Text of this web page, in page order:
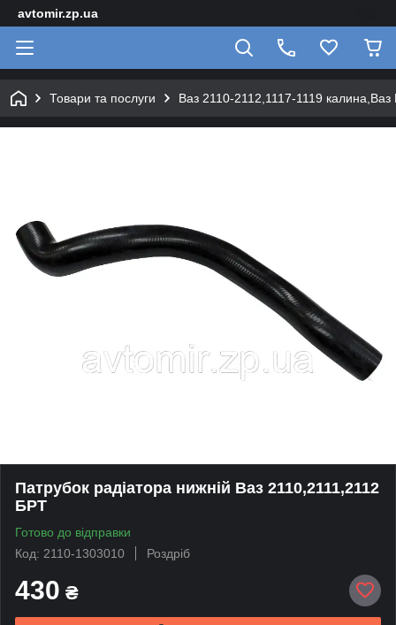
avtomir.zp.ua
Товари та послуги Ваз 2110-2112,1117-1119
Патрубок радіатора нижній Ваз 2110,2111,2112
БРТ
Готово до відправки
Код: 2110-1303010
Роздріб
430 ₴